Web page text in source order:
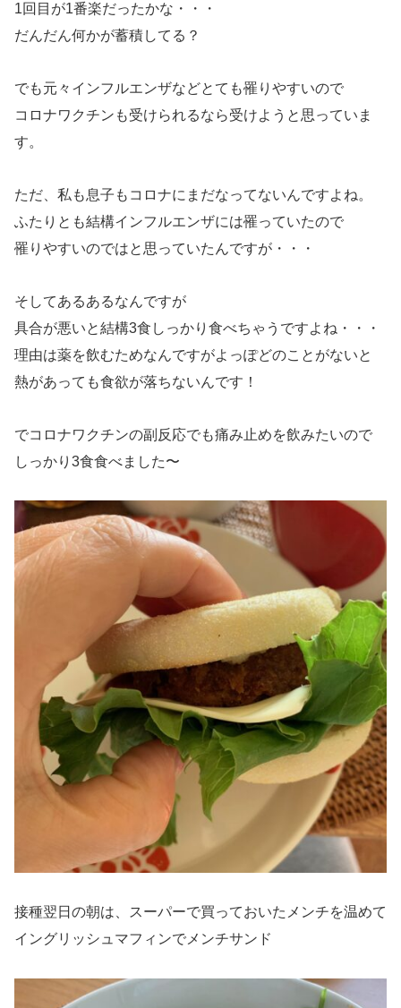
1回目が1番楽だったかな・・・
だんだん何かが蓄積してる？
でも元々インフルエンザなどとても罹りやすいので
コロナワクチンも受けられるなら受けようと思っていま
す。
ただ、私も息子もコロナにまだなってないんですよね。
ふたりとも結構インフルエンザには罹っていたので
罹りやすいのではと思っていたんですが・・・
そしてあるあるなんですが
具合が悪いと結構3食しっかり食べちゃうですよね・・・
理由は薬を飲むためなんですがよっぽどのことがないと
熱があっても食欲が落ちないんです！
でコロナワクチンの副反応でも痛み止めを飲みたいので
しっかり3食食べました〜
接種翌日の朝は、スーパーで買っておいたメンチを温めて
イングリッシュマフィンでメンチサンド